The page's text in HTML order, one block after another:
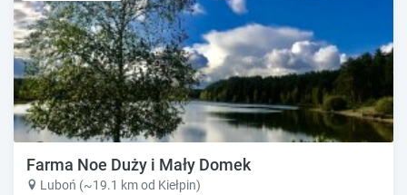
Farma Noe Duży i Mały Domek
Luboń (~19.1 km od Kiełpin)